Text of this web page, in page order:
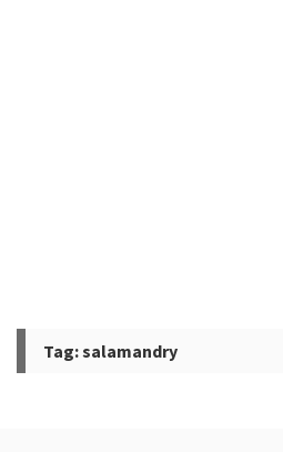
Tag:salamandry